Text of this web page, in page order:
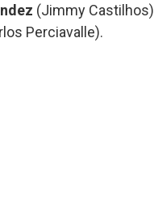
(Jimmy Castilhos)
Perciavalle).